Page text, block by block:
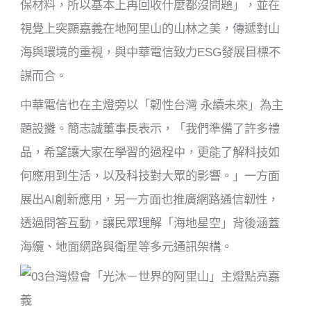
保材料，所以基本上再回收什麼都沒問題」，並在
視覺上突顯嘉義在地阿里山的山林之美，傳遞對山
海與環境的重視，與中華電信致力ESG發展目標不
謀而合。
中華電信也在主燈旁以「韌性台灣 永續未來」為主
題設攤。簡志誠董事長表示，「我們準備了許多禮
品，希望讓大家在學習的過程中，更能了解科技如
何應用到生活，以及科技對大眾的影響。」一方面
展出AI創新應用，另一方面也推廣網路通信韌性，
透過問答互動，讓民眾理解「海地星空」背後涵蓋
海纜、地面網路與衛星等多元通訊架構。